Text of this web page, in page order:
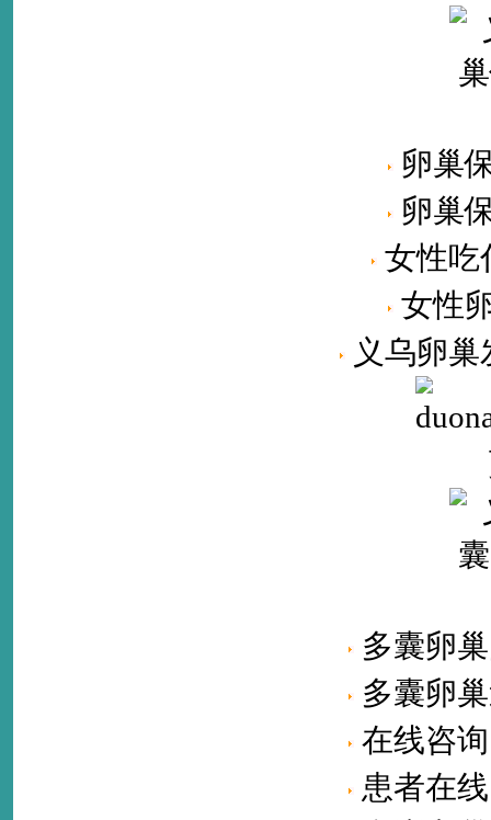
卵巢
卵巢
女性吃
女性
义乌卵
多囊卵
多囊卵
在线咨
患者在